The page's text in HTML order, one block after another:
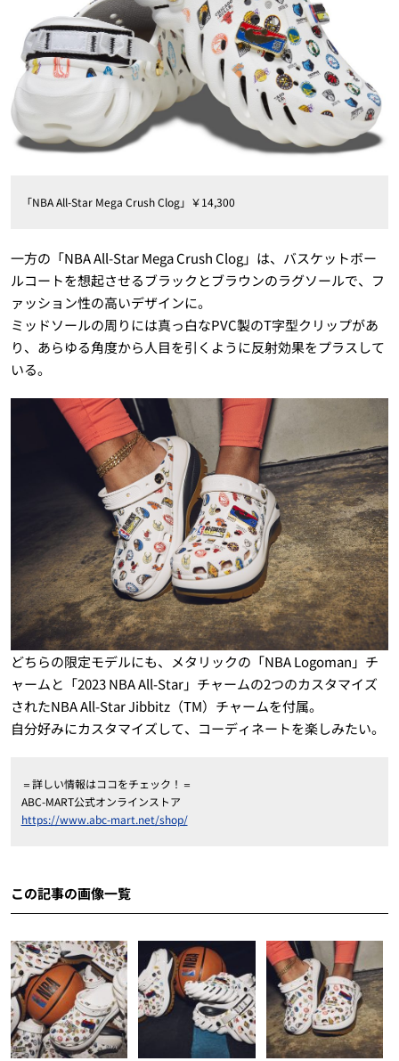
「NBA All-Star Mega Crush Clog」￥14,300
一方の「NBA All-Star Mega Crush Clog」は、バスケットボー
ルコートを想起させるブラックとブラウンのラグソールで、フ
ァッション性の高いデザインに。
ミッドソールの周りには真っ白なPVC製のT字型クリップがあ
り、あらゆる角度から人目を引くように反射効果をプラスして
いる。
どちらの限定モデルにも、メタリックの「NBA Logoman」チ
ャームと「2023 NBA All-Star」チャームの2つのカスタマイズ
されたNBA All-Star Jibbitz（TM）チャームを付属。
自分好みにカスタマイズして、コーディネートを楽しみたい。
＝詳しい情報はココをチェック！＝
ABC-MART公式オンラインストア
https://www.abc-mart.net/shop/
この記事の画像一覧